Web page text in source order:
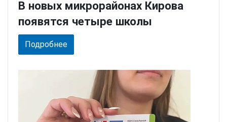
В новых микрорайонах Кирова
появятся четыре школы
Подробнее